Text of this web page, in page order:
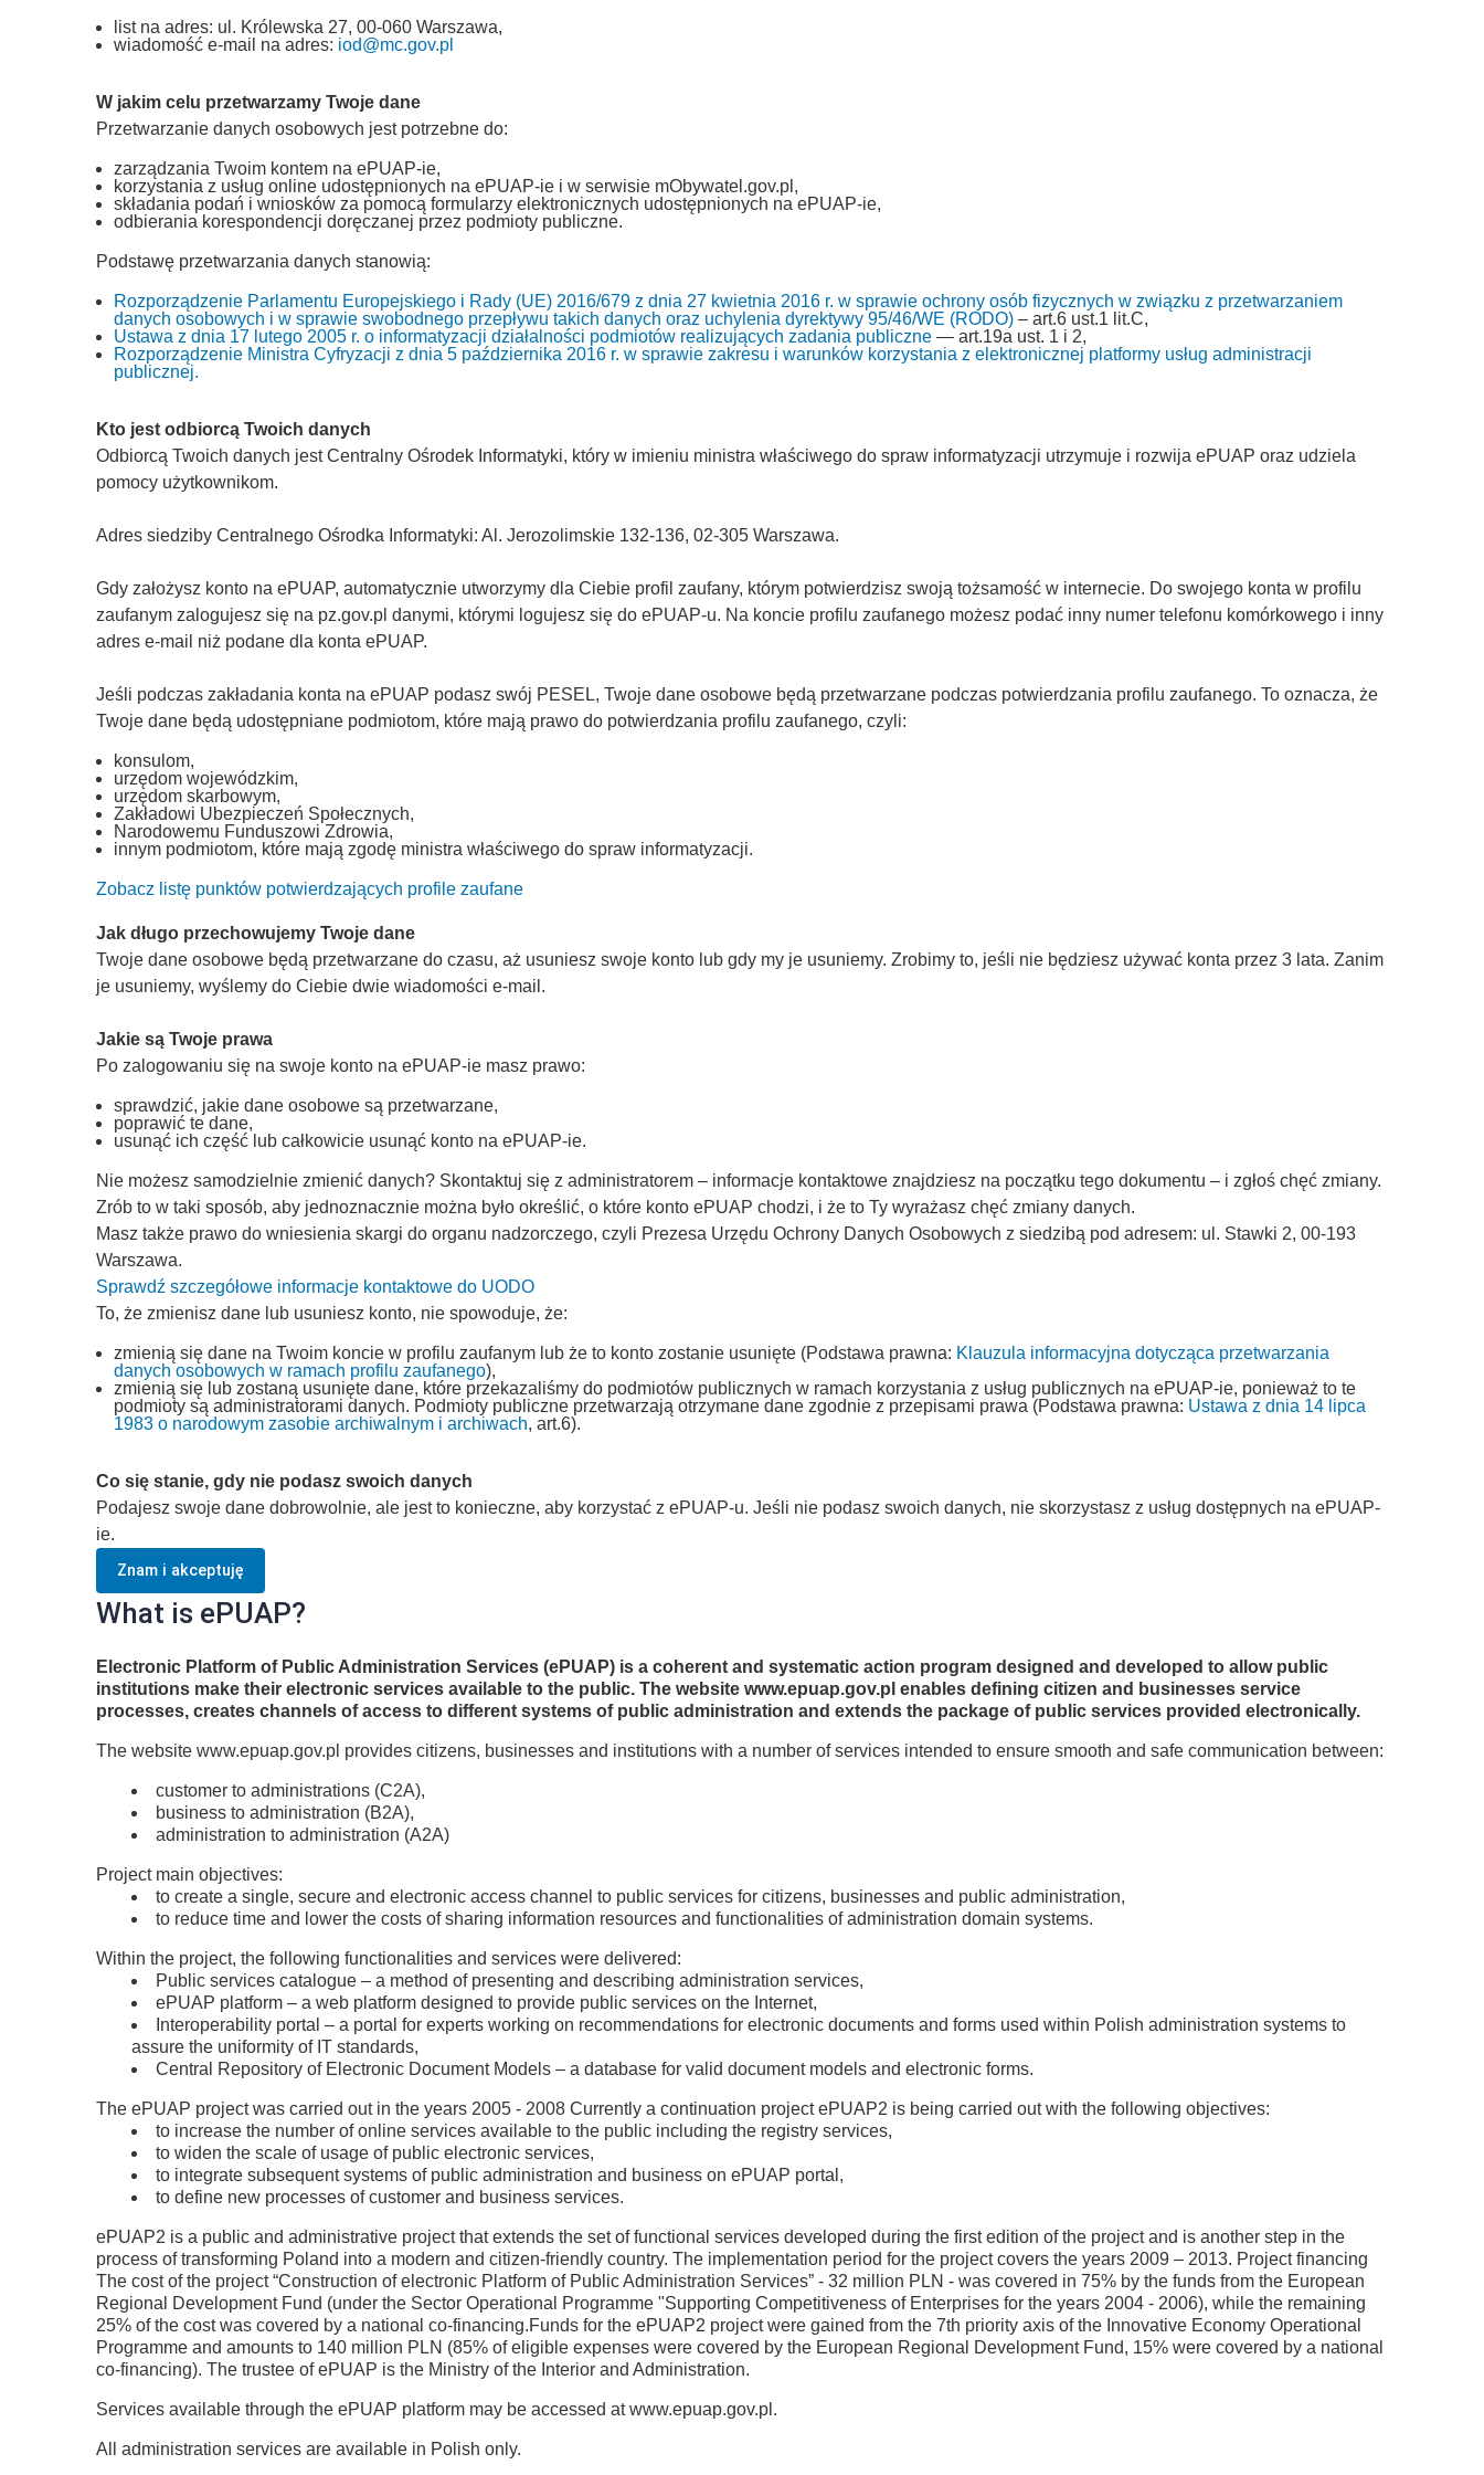
list na adres: ul. Królewska 27, 00-060 Warszawa,
wiadomość e-mail na adres: iod@mc.gov.pl
W jakim celu przetwarzamy Twoje dane
Przetwarzanie danych osobowych jest potrzebne do:
zarządzania Twoim kontem na ePUAP-ie,
korzystania z usług online udostępnionych na ePUAP-ie i w serwisie mObywatel.gov.pl,
składania podań i wniosków za pomocą formularzy elektronicznych udostępnionych na ePUAP-ie,
odbierania korespondencji doręczanej przez podmioty publiczne.
Podstawę przetwarzania danych stanowią:
Rozporządzenie Parlamentu Europejskiego i Rady (UE) 2016/679 z dnia 27 kwietnia 2016 r. w sprawie ochrony osób fizycznych w związku z przetwarzaniem
danych osobowych i w sprawie swobodnego przepływu takich danych oraz uchylenia dyrektywy 95/46/WE (RODO) – art.6 ust.1 lit.C,
Ustawa z dnia 17 lutego 2005 r. o informatyzacji działalności podmiotów realizujących zadania publiczne — art.19a ust. 1 i 2,
Rozporządzenie Ministra Cyfryzacji z dnia 5 października 2016 r. w sprawie zakresu i warunków korzystania z elektronicznej platformy usług administracji
publicznej.
Kto jest odbiorcą Twoich danych
Odbiorcą Twoich danych jest Centralny Ośrodek Informatyki, który w imieniu ministra właściwego do spraw informatyzacji utrzymuje i rozwija ePUAP oraz udziela
pomocy użytkownikom.
Adres siedziby Centralnego Ośrodka Informatyki: Al. Jerozolimskie 132-136, 02-305 Warszawa.
Gdy założysz konto na ePUAP, automatycznie utworzymy dla Ciebie profil zaufany, którym potwierdzisz swoją tożsamość w internecie. Do swojego konta w profilu
zaufanym zalogujesz się na pz.gov.pl danymi, którymi logujesz się do ePUAP-u. Na koncie profilu zaufanego możesz podać inny numer telefonu komórkowego i inny
adres e-mail niż podane dla konta ePUAP.
Jeśli podczas zakładania konta na ePUAP podasz swój PESEL, Twoje dane osobowe będą przetwarzane podczas potwierdzania profilu zaufanego. To oznacza, że
Twoje dane będą udostępniane podmiotom, które mają prawo do potwierdzania profilu zaufanego, czyli:
konsulom,
urzędom wojewódzkim,
urzędom skarbowym,
Zakładowi Ubezpieczeń Społecznych,
Narodowemu Funduszowi Zdrowia,
innym podmiotom, które mają zgodę ministra właściwego do spraw informatyzacji.
Zobacz listę punktów potwierdzających profile zaufane
Jak długo przechowujemy Twoje dane
Twoje dane osobowe będą przetwarzane do czasu, aż usuniesz swoje konto lub gdy my je usuniemy. Zrobimy to, jeśli nie będziesz używać konta przez 3 lata. Zanim
je usuniemy, wyślemy do Ciebie dwie wiadomości e-mail.
Jakie są Twoje prawa
Po zalogowaniu się na swoje konto na ePUAP-ie masz prawo:
sprawdzić, jakie dane osobowe są przetwarzane,
poprawić te dane,
usunąć ich część lub całkowicie usunąć konto na ePUAP-ie.
Nie możesz samodzielnie zmienić danych? Skontaktuj się z administratorem – informacje kontaktowe znajdziesz na początku tego dokumentu – i zgłoś chęć zmiany.
Zrób to w taki sposób, aby jednoznacznie można było określić, o które konto ePUAP chodzi, i że to Ty wyrażasz chęć zmiany danych.
Masz także prawo do wniesienia skargi do organu nadzorczego, czyli Prezesa Urzędu Ochrony Danych Osobowych z siedzibą pod adresem: ul. Stawki 2, 00-193
Warszawa.
Sprawdź szczegółowe informacje kontaktowe do UODO
To, że zmienisz dane lub usuniesz konto, nie spowoduje, że:
zmienią się dane na Twoim koncie w profilu zaufanym lub że to konto zostanie usunięte (Podstawa prawna: Klauzula informacyjna dotycząca przetwarzania
danych osobowych w ramach profilu zaufanego),
zmienią się lub zostaną usunięte dane, które przekazaliśmy do podmiotów publicznych w ramach korzystania z usług publicznych na ePUAP-ie, ponieważ to te
podmioty są administratorami danych. Podmioty publiczne przetwarzają otrzymane dane zgodnie z przepisami prawa (Podstawa prawna: Ustawa z dnia 14 lipca
1983 o narodowym zasobie archiwalnym i archiwach, art.6).
Co się stanie, gdy nie podasz swoich danych
Podajesz swoje dane dobrowolnie, ale jest to konieczne, aby korzystać z ePUAP-u. Jeśli nie podasz swoich danych, nie skorzystasz z usług dostępnych na ePUAP-
ie.
Znam i akceptuję
What is ePUAP?
Electronic Platform of Public Administration Services (ePUAP) is a coherent and systematic action program designed and developed to allow public
institutions make their electronic services available to the public. The website www.epuap.gov.pl enables defining citizen and businesses service
processes, creates channels of access to different systems of public administration and extends the package of public services provided electronically.
The website www.epuap.gov.pl provides citizens, businesses and institutions with a number of services intended to ensure smooth and safe communication between:
customer to administrations (C2A),
business to administration (B2A),
administration to administration (A2A)
Project main objectives:
to create a single, secure and electronic access channel to public services for citizens, businesses and public administration,
to reduce time and lower the costs of sharing information resources and functionalities of administration domain systems.
Within the project, the following functionalities and services were delivered:
Public services catalogue – a method of presenting and describing administration services,
ePUAP platform – a web platform designed to provide public services on the Internet,
Interoperability portal – a portal for experts working on recommendations for electronic documents and forms used within Polish administration systems to
assure the uniformity of IT standards,
Central Repository of Electronic Document Models – a database for valid document models and electronic forms.
The ePUAP project was carried out in the years 2005 - 2008 Currently a continuation project ePUAP2 is being carried out with the following objectives:
to increase the number of online services available to the public including the registry services,
to widen the scale of usage of public electronic services,
to integrate subsequent systems of public administration and business on ePUAP portal,
to define new processes of customer and business services.
ePUAP2 is a public and administrative project that extends the set of functional services developed during the first edition of the project and is another step in the
process of transforming Poland into a modern and citizen-friendly country. The implementation period for the project covers the years 2009 – 2013. Project financing
The cost of the project “Construction of electronic Platform of Public Administration Services” - 32 million PLN - was covered in 75% by the funds from the European
Regional Development Fund (under the Sector Operational Programme "Supporting Competitiveness of Enterprises for the years 2004 - 2006), while the remaining
25% of the cost was covered by a national co-financing.Funds for the ePUAP2 project were gained from the 7th priority axis of the Innovative Economy Operational
Programme and amounts to 140 million PLN (85% of eligible expenses were covered by the European Regional Development Fund, 15% were covered by a national
co-financing). The trustee of ePUAP is the Ministry of the Interior and Administration.
Services available through the ePUAP platform may be accessed at www.epuap.gov.pl.
All administration services are available in Polish only.